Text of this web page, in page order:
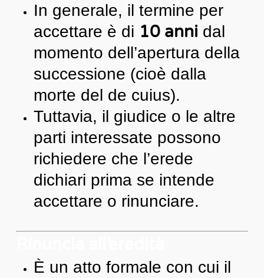
In generale, il termine per
accettare è di 10 annidal
momento dell’apertura della
successione (cioè dalla
morte del de cuius).
Tuttavia, il giudice o le altre
parti interessate possono
richiedere che l’erede
dichiari prima se intende
accettare o rinunciare.
È un atto formale con cui il